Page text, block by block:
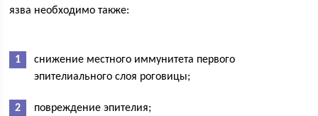
язва необходимо также:
снижение местного иммунитета первого
эпителиального слоя роговицы;
повреждение эпителия;